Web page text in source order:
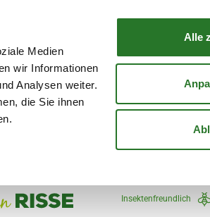
Medien
wir Informationen
Analysen weiter.
die Sie ihnen
Alle
Karriere
Insektenfreundlich